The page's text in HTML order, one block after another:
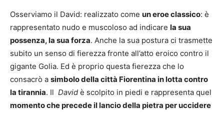
Osserviamo il David: realizzato come un eroe classico: è
rappresentato nudo e muscoloso ad indicare la sua
possenza, la sua forza. Anche la sua postura ci trasmette
subito un senso di fierezza fronte all’atto eroico contro il
gigante Golia. Ed è proprio questa fierezza che lo
consacrò a simbolo della città Fiorentina in lotta contro
la tirannia. Il David è scolpito in piedi e rappresenta quel
momento che precede il lancio della pietra per uccidere